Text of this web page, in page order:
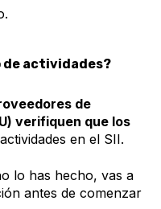
de actividades?
de
verifiquen que los
en el SII.
lo has hecho, vas a
antes de comenzar